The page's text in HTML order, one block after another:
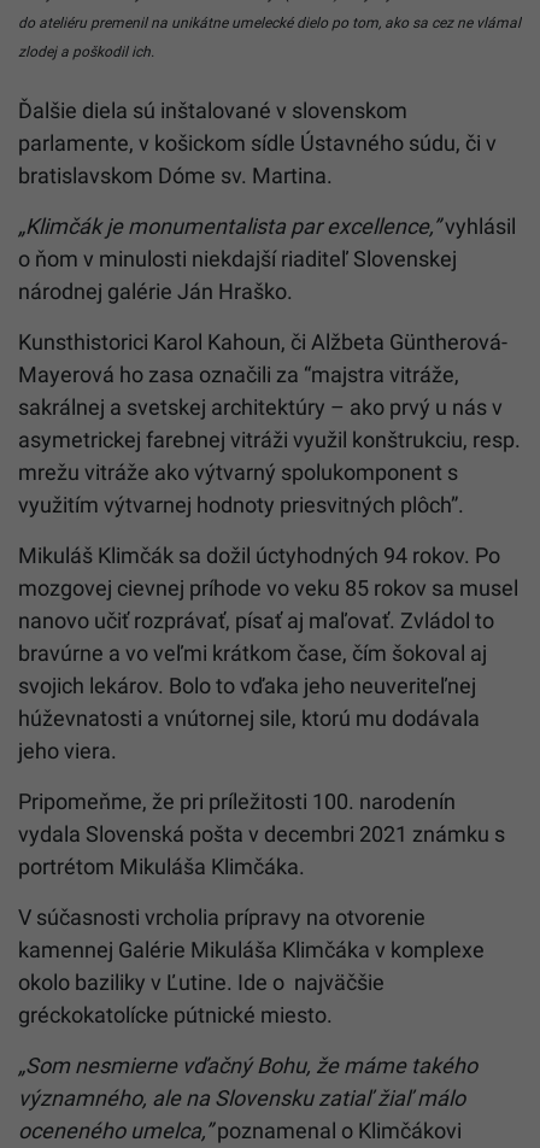
do ateliéru premenil na unikátne umelecké dielo po tom, ako sa cez ne vlámal
zlodej a poškodil ich.
Ďalšie diela sú inštalované v slovenskom
parlamente, v košickom sídle Ústavného súdu, či v
bratislavskom Dóme sv. Martina.
„Klimčák je monumentalista par excellence,”vyhlásil
o ňom v minulosti niekdajší riaditeľ Slovenskej
národnej galérie Ján Hraško.
Kunsthistorici Karol Kahoun, či Alžbeta Güntherová-
Mayerová ho zasa označili za “majstra vitráže,
sakrálnej a svetskej architektúry – ako prvý u nás v
asymetrickej farebnej vitráži využil konštrukciu, resp.
mrežu vitráže ako výtvarný spolukomponent s
využitím výtvarnej hodnoty priesvitných plôch”.
Mikuláš Klimčák sa dožil úctyhodných 94 rokov. Po
mozgovej cievnej príhode vo veku 85 rokov sa musel
nanovo učiť rozprávať, písať aj maľovať. Zvládol to
bravúrne a vo veľmi krátkom čase, čím šokoval aj
svojich lekárov. Bolo to vďaka jeho neuveriteľnej
húževnatosti a vnútornej sile, ktorú mu dodávala
jeho viera.
Pripomeňme, že pri príležitosti 100. narodenín
vydala Slovenská pošta v decembri 2021 známku s
portrétom Mikuláša Klimčáka.
V súčasnosti vrcholia prípravy na otvorenie
kamennej Galérie Mikuláša Klimčáka v komplexe
okolo baziliky v Ľutine. Ide o najväčšie
gréckokatolícke pútnické miesto.
„Som nesmierne vďačný Bohu, že máme takého
významného, ale na Slovensku zatiaľ žiaľ málo
oceneného umelca,”poznamenal o Klimčákovi